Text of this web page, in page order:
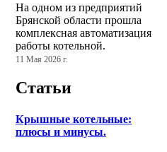
На одном из предприятий
Брянской области прошла
комплексная автоматизация
работы котельной.
11 Мая 2026 г.
Статьи
Крышные котельные:
плюсы и минусы.